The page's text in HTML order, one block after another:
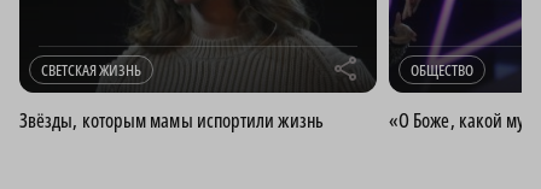
СВЕТСКАЯ ЖИЗНЬ r
Звёзды, которым мамы испортили жизнь
ОБЩЕСТВО
«О Боже, какой